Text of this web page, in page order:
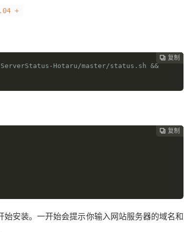
+
 复制
 复制
 复制
 复制
 复制
 复制
 复制
Hotaru/master/status.sh &&
 复制
 复制
 复制
 复制
 复制
 复制
始安装。一开始会提示你输入网站服务器的域名和